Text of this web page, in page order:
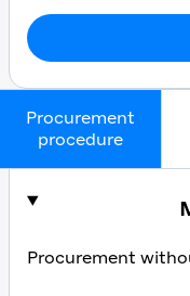
Procurement
procedure
Procurement